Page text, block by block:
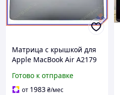
Матрица с крышкой для
Apple MacBook Air A2179
(2560*1600) Gray
Готово к отправке
от 1983₴/мес